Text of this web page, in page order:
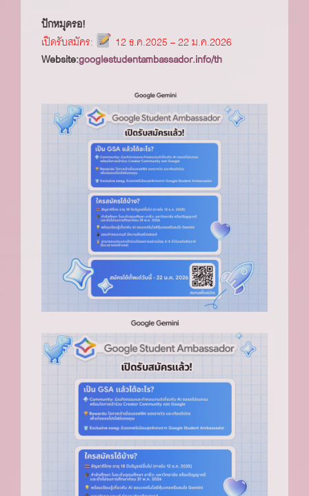
ปักหมุดรอ!
เปิดรับสมัคร:
12 ธ.ค.2025 – 22 ม.ค.2026
Website:googlestudentambassador.info/th